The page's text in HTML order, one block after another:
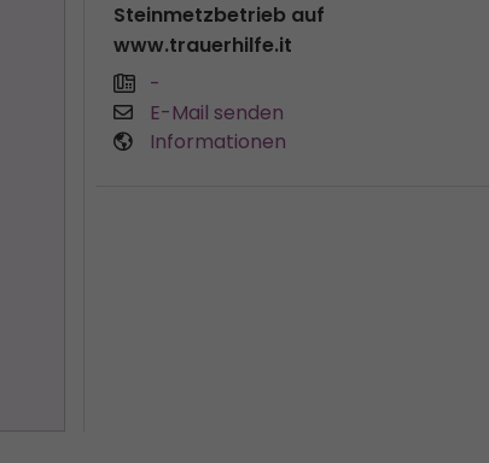
Steinmetzbetrieb auf
www.trauerhilfe.it
-
E-Mail senden
Informationen